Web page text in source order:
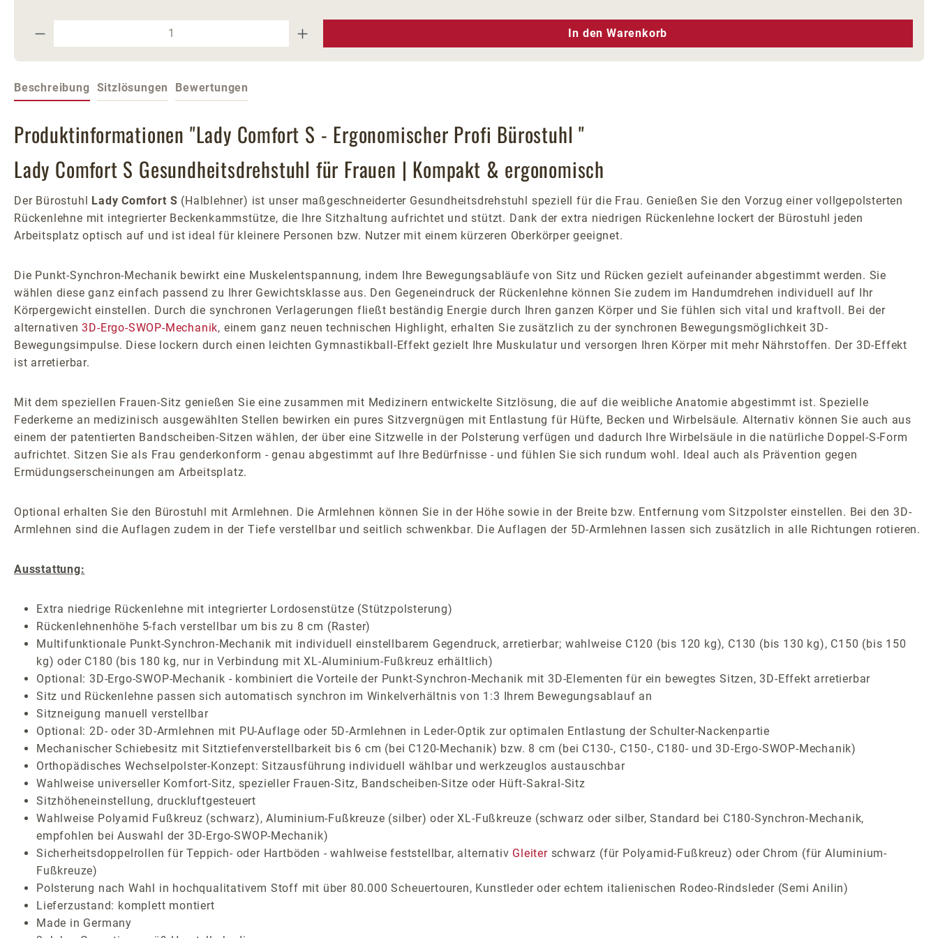
Produkt Anzahl: Gib den gewünschten Wert ein oder benutze die Schaltflächen um die Anzahl zu erhöhen oder zu
In den Warenkorb
Beschreibung Sitzlösungen Bewertungen
Produktinformationen "Lady Comfort S - Ergonomischer Profi Bürostuhl "
Lady Comfort S Gesundheitsdrehstuhl für Frauen | Kompakt & ergonomisch
Der Bürostuhl Lady Comfort S (Halblehner) ist unser maßgeschneiderter Gesundheitsdrehstuhl speziell für die Frau. Genießen Sie den Vorzug einer vollgepolsterten
Rückenlehne mit integrierter Beckenkammstütze, die Ihre Sitzhaltung aufrichtet und stützt. Dank der extra niedrigen Rückenlehne lockert der Bürostuhl jeden
Arbeitsplatz optisch auf und ist ideal für kleinere Personen bzw. Nutzer mit einem kürzeren Oberkörper geeignet.
Die Punkt-Synchron-Mechanik bewirkt eine Muskelentspannung, indem Ihre Bewegungsabläufe von Sitz und Rücken gezielt aufeinander abgestimmt werden. Sie
wählen diese ganz einfach passend zu Ihrer Gewichtsklasse aus. Den Gegeneindruck der Rückenlehne können Sie zudem im Handumdrehen individuell auf Ihr
Körpergewicht einstellen. Durch die synchronen Verlagerungen fließt beständig Energie durch Ihren ganzen Körper und Sie fühlen sich vital und kraftvoll. Bei der
alternativen3D-Ergo-SWOP-Mechanik, einem ganz neuen technischen Highlight, erhalten Sie zusätzlich zu der synchronen Bewegungsmöglichkeit 3D-
Bewegungsimpulse. Diese lockern durch einen leichten Gymnastikball-Effekt gezielt Ihre Muskulatur und versorgen Ihren Körper mit mehr Nährstoffen. Der 3D-Effekt
ist arretierbar.
Mit dem speziellen Frauen-Sitz genießen Sie eine zusammen mit Medizinern entwickelte Sitzlösung, die auf die weibliche Anatomie abgestimmt ist. Spezielle
Federkerne an medizinisch ausgewählten Stellen bewirken ein pures Sitzvergnügen mit Entlastung für Hüfte, Becken und Wirbelsäule. Alternativ können Sie auch aus
einem der patentierten Bandscheiben-Sitzen wählen, der über eine Sitzwelle in der Polsterung verfügen und dadurch Ihre Wirbelsäule in die natürliche Doppel-S-Form
aufrichtet. Sitzen Sie als Frau genderkonform - genau abgestimmt auf Ihre Bedürfnisse - und fühlen Sie sich rundum wohl. Ideal auch als Prävention gegen
Ermüdungserscheinungen am Arbeitsplatz.
Optional erhalten Sie den Bürostuhl mit Armlehnen. Die Armlehnen können Sie in der Höhe sowie in der Breite bzw. Entfernung vom Sitzpolster einstellen. Bei den 3D-
Armlehnen sind die Auflagen zudem in der Tiefe verstellbar und seitlich schwenkbar. Die Auflagen der 5D-Armlehnen lassen sich zusätzlich in alle Richtungen rotieren.
Ausstattung:
Extra niedrige Rückenlehne mit integrierter Lordosenstütze (Stützpolsterung)
Rückenlehnenhöhe 5-fach verstellbar um bis zu 8 cm (Raster)
Multifunktionale Punkt-Synchron-Mechanik mit individuell einstellbarem Gegendruck, arretierbar; wahlweise C120 (bis 120 kg), C130 (bis 130 kg), C150 (bis 150
kg) oder C180 (bis 180 kg, nur in Verbindung mit XL-Aluminium-Fußkreuz erhältlich)
Optional: 3D-Ergo-SWOP-Mechanik - kombiniert die Vorteile der Punkt-Synchron-Mechanik mit 3D-Elementen für ein bewegtes Sitzen, 3D-Effekt arretierbar
Sitz und Rückenlehne passen sich automatisch synchron im Winkelverhältnis von 1:3 Ihrem Bewegungsablauf an
Sitzneigung manuell verstellbar
Optional: 2D- oder 3D-Armlehnen mit PU-Auflage oder 5D-Armlehnen in Leder-Optik zur optimalen Entlastung der Schulter-Nackenpartie
Mechanischer Schiebesitz mit Sitztiefenverstellbarkeit bis 6 cm (bei C120-Mechanik) bzw. 8 cm (bei C130-, C150-, C180- und 3D-Ergo-SWOP-Mechanik)
Orthopädisches Wechselpolster-Konzept: Sitzausführung individuell wählbar und werkzeuglos austauschbar
Wahlweise universeller Komfort-Sitz, spezieller Frauen-Sitz, Bandscheiben-Sitze oder Hüft-Sakral-Sitz
Sitzhöheneinstellung, druckluftgesteuert
Wahlweise Polyamid Fußkreuz (schwarz), Aluminium-Fußkreuze (silber) oder XL-Fußkreuze (schwarz oder silber, Standard bei C180-Synchron-Mechanik,
empfohlen bei Auswahl der 3D-Ergo-SWOP-Mechanik)
Sicherheitsdoppelrollen für Teppich- oder Hartböden - wahlweise feststellbar, alternativ Gleiterschwarz (für Polyamid-Fußkreuz) oder Chrom (für Aluminium-
Fußkreuze)
Polsterung nach Wahl in hochqualitativem Stoff mit über 80.000 Scheuertouren, Kunstleder oder echtem italienischen Rodeo-Rindsleder (Semi Anilin)
Lieferzustand: komplett montiert
Made in Germany